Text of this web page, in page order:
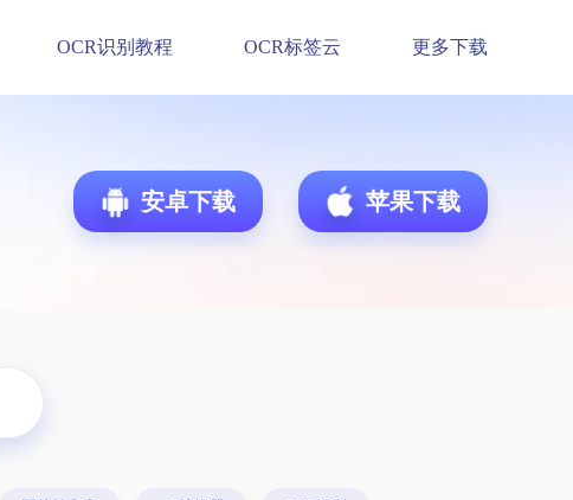
OCR识别教程 OCR标签云 更多下载
安卓下载 苹果下载